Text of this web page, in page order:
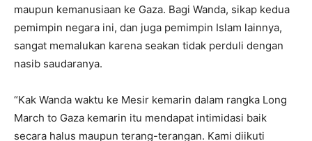
maupun kemanusiaan ke Gaza. Bagi Wanda, sikap kedua
pemimpin negara ini, dan juga pemimpin Islam lainnya,
sangat memalukan karena seakan tidak perduli dengan
nasib saudaranya.
“Kak Wanda waktu ke Mesir kemarin dalam rangka Long
March to Gaza kemarin itu mendapat intimidasi baik
secara halus maupun terang-terangan. Kami diikuti